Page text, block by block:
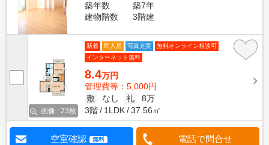
築年数
築7年
建物階数
3階建
画像 : 23枚
新着 即入居 写真充実
無料オンライン相談可
インターネット無料
8.4万円
管理費等：5,000円
敷
なし 礼
8万
3階
1LDK 37.56㎡
空室確認 無料 電話で問合せ